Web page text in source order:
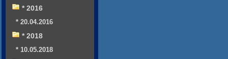
* 2016
* 20.04.2016
* 2018
* 10.05.2018